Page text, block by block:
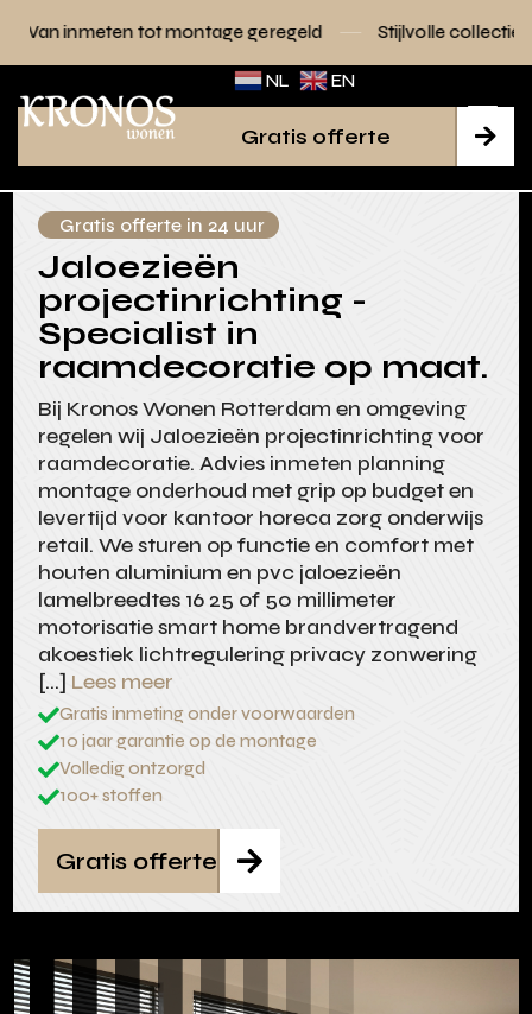
montage geregeld Stijlvolle collecties voor elk interieur
NL EN

Gratis offerte
Gratis offerte in 24 uur
Jaloezieën
projectinrichting -
Specialist in
raamdecoratie op maat.
Bij Kronos Wonen Rotterdam en omgeving
regelen wij Jaloezieën projectinrichting voor
raamdecoratie. Advies inmeten planning
montage onderhoud met grip op budget en
levertijd voor kantoor horeca zorg onderwijs
retail. We sturen op functie en comfort met
houten aluminium en pvc jaloezieën
lamelbreedtes 16 25 of 50 millimeter
motorisatie smart home brandvertragend
akoestiek lichtregulering privacy zonwering
[…] Lees meer
Gratis inmeting onder voorwaarden
10 jaar garantie op de montage
Volledig ontzorgd
100+ stoffen

Gratis offerte